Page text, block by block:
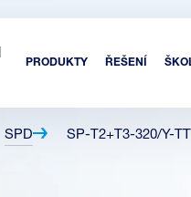
PRODUKTY ŘEŠENÍ
SPD SP-T2+T3-320/Y-